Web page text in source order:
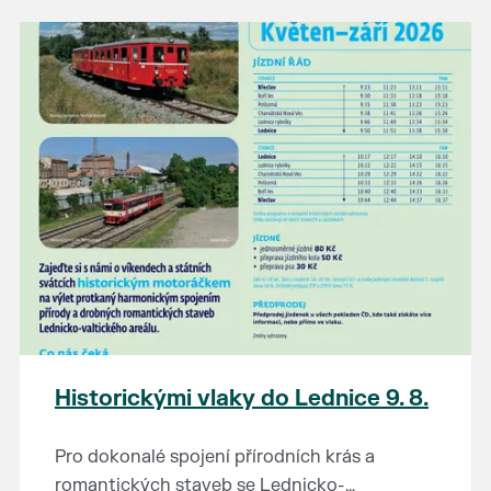
Prodejce prosíme tradičně o příchod 30
minut před začátkem, aby si vše na
prodejních místech stihli přichystat. Pokud
plánujete přijít a chcete rezervovat prodejní
místo, potvrďte prosím účast přes email
petr.vlasak@breclav.eu nebo zde v události,
ať víme, s kolika lidmi máme počítat. Počet
prodejních míst je omezen.
Těšíme se jako vždy!
Historickými vlaky do Lednice 9. 8.
Pro dokonalé spojení přírodních krás a
romantických staveb se Lednicko-